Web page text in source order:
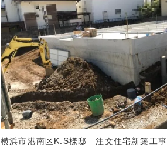
横浜市港南区K.S様邸 注文住宅新築工事